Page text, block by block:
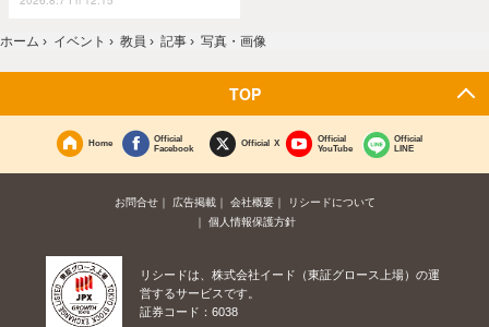
ホーム › イベント › 教員 › 記事 › 写真・画像
TOP
Home
Official
Facebook
Official X
Official
YouTube
Official
LINE
お問合せ 広告掲載 会社概要
リシードについて
個人情報保護方針
リシードは、株式会社イード（東証グロース上場）の運
営するサービスです。
証券コード：6038